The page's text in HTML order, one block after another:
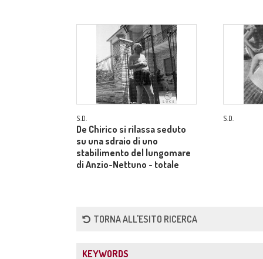
S.D.
De Chirico si rilassa seduto
su una sdraio di uno
stabilimento del lungomare
di Anzio-Nettuno - totale
S.D.
TORNA ALL'ESITO RICERCA
KEYWORDS